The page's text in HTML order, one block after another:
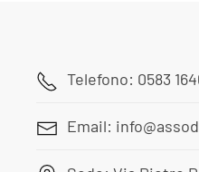
Telefono: 0583
Email: